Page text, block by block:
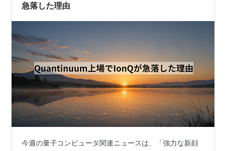
急落した理由
今週の量子コンピュータ関連ニュースは、「強力な新顔